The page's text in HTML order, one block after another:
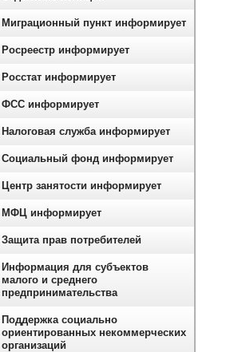
Миграционный пункт информирует
Росреестр информирует
Росстат информирует
ФСС информирует
Налоговая служба информирует
Социальный фонд информирует
Центр занятости информирует
МФЦ информирует
Защита прав потребителей
Информация для субъектов
малого и среднего
предпринимательства
Поддержка социально
ориентированных некоммерческих
организаций